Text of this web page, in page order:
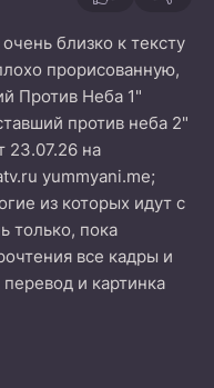
близко к тексту
прорисованную,
Против Неба 1"
против неба 2"
23.07.26 на
yummyani.me;
из которых идут с
только, пока
все кадры и
и картинка